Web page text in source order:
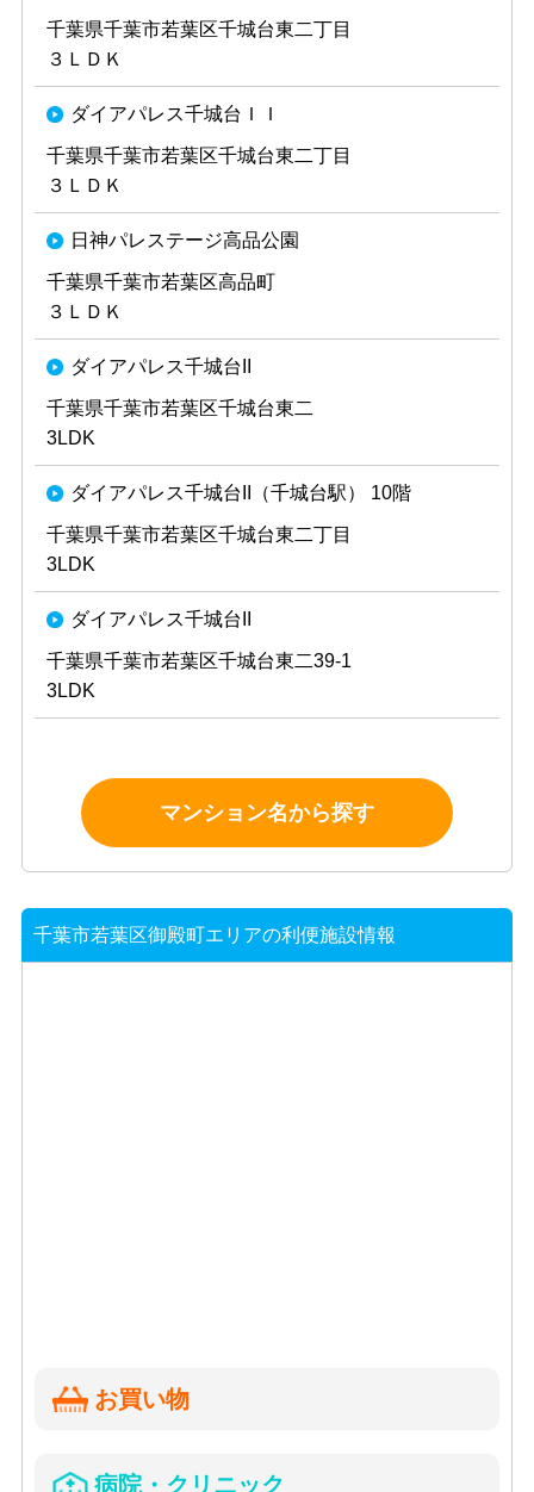
千葉県千葉市若葉区千城台東二丁目
３ＬＤＫ
ダイアパレス千城台ＩＩ
千葉県千葉市若葉区千城台東二丁目
３ＬＤＫ
日神パレステージ高品公園
千葉県千葉市若葉区高品町
３ＬＤＫ
ダイアパレス千城台II
千葉県千葉市若葉区千城台東二
3LDK
ダイアパレス千城台II（千城台駅） 10階
千葉県千葉市若葉区千城台東二丁目
3LDK
ダイアパレス千城台II
千葉県千葉市若葉区千城台東二39-1
3LDK
マンション名から探す
千葉市若葉区御殿町エリアの利便施設情報
お買い物
病院・クリニック